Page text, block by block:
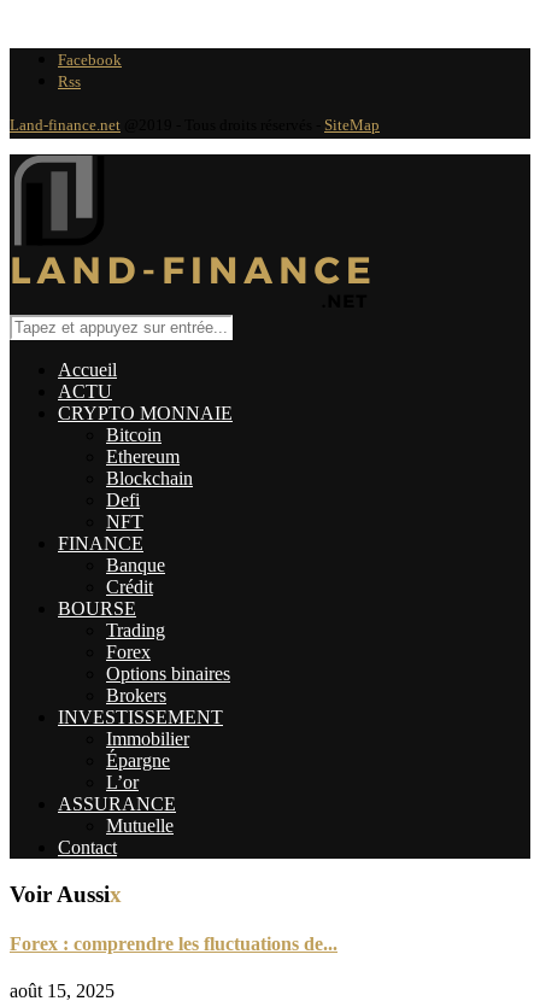
Facebook
Rss
Land-finance.net SiteMap
Accueil
ACTU
CRYPTO MONNAIE
Bitcoin
Ethereum
Blockchain
Defi
NFT
FINANCE
Banque
Crédit
BOURSE
Trading
Forex
Options binaires
Brokers
INVESTISSEMENT
Immobilier
Épargne
L’or
ASSURANCE
Mutuelle
Contact
Voir Aussix
Forex : comprendre les fluctuations de...
août 15, 2025